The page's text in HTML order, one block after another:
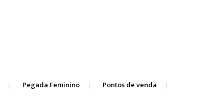
Pegada Feminino Pontos de venda